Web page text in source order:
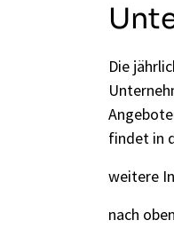
Die
findet in
weitere
nach oben